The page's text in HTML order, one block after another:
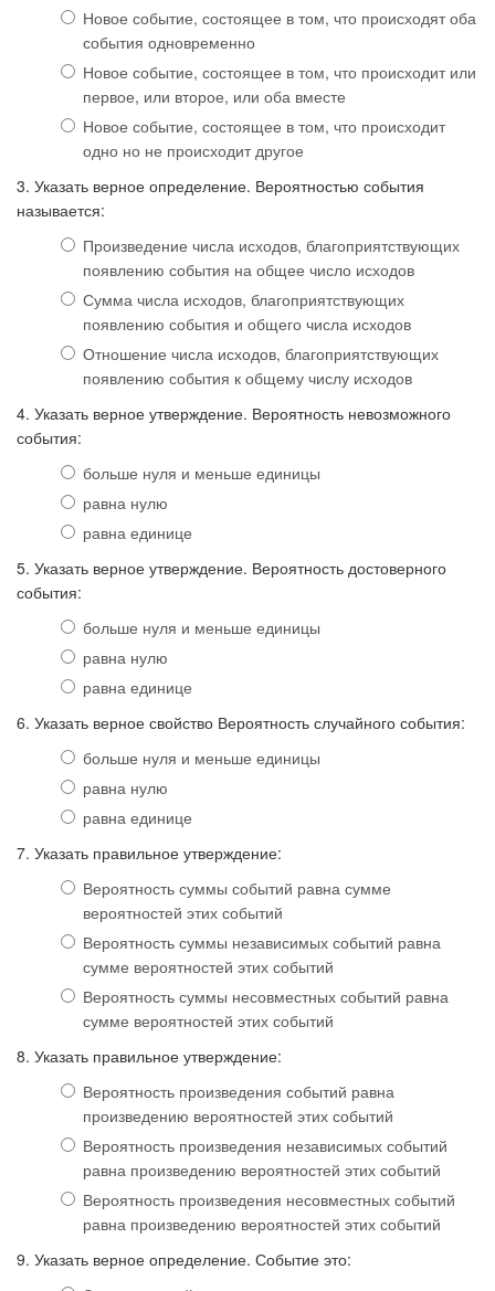
Новое событие, состоящее в том, что происходят оба
события одновременно
Новое событие, состоящее в том, что происходит или
первое, или второе, или оба вместе
Новое событие, состоящее в том, что происходит
одно но не происходит другое
3. Указать верное определение. Вероятностью события
называется:
Произведение числа исходов, благоприятствующих
появлению события на общее число исходов
Сумма числа исходов, благоприятствующих
появлению события и общего числа исходов
Отношение числа исходов, благоприятствующих
появлению события к общему числу исходов
4. Указать верное утверждение. Вероятность невозможного
события:
больше нуля и меньше единицы
равна нулю
равна единице
5. Указать верное утверждение. Вероятность достоверного
события:
больше нуля и меньше единицы
равна нулю
равна единице
6. Указать верное свойство Вероятность случайного события:
больше нуля и меньше единицы
равна нулю
равна единице
7. Указать правильное утверждение:
Вероятность суммы событий равна сумме
вероятностей этих событий
Вероятность суммы независимых событий равна
сумме вероятностей этих событий
Вероятность суммы несовместных событий равна
сумме вероятностей этих событий
8. Указать правильное утверждение:
Вероятность произведения событий равна
произведению вероятностей этих событий
Вероятность произведения независимых событий
равна произведению вероятностей этих событий
Вероятность произведения несовместных событий
равна произведению вероятностей этих событий
9. Указать верное определение. Событие это: